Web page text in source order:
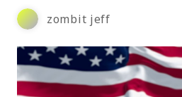
zombit jeff